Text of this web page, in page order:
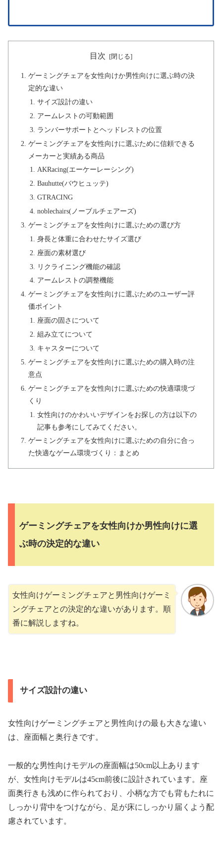
目次
ゲーミングチェアを女性向けか男性向けに選ぶ時の決
定的な違い
サイズ設計の違い
アームレストの可動範囲
ランバーサポートとヘッドレストの位置
ゲーミングチェアを女性向けに選ぶために信頼できる
メーカーと実績ある商品
AKRacing(エーケーレーシング)
Bauhutte(バウヒュッテ)
GTRACING
noblechairs(ノーブルチェアーズ)
ゲーミングチェアを女性向けに選ぶための選び方
身長と体重に合わせたサイズ選び
座面の素材選び
リクライニング機能の確認
アームレストの調整機能
ゲーミングチェアを女性向けに選ぶためのユーザー評
価ポイント
座面の固さについて
組み立てについて
キャスターについて
ゲーミングチェアを女性向けに選ぶための購入時の注
意点
ゲーミングチェアを女性向けに選ぶための快適環境づ
くり
女性向けのかわいいデザインをお探しの方は以下の
記事も参考にしてみてください。
ゲーミングチェアを女性向けに選ぶための自分に合っ
た快適なゲーム環境づくり：まとめ
ゲーミングチェアを女性向けか男性向けに選
ぶ時の決定的な違い
女性向けゲーミングチェアと男性向けゲーミ
ングチェアとの決定的な違いがあります。順
番に解説しますね。
サイズ設計の違い
女性向けゲーミングチェアと男性向けの最も大きな違い
は、座面幅と奥行きです。
一般的な男性向けモデルの座面幅は50cm以上あります
が、女性向けモデルは45cm前後に設計されています。座
面奥行きも浅めに作られており、小柄な方でも背もたれに
しっかり背中をつけながら、足が床にしっかり届くよう配
慮されています。